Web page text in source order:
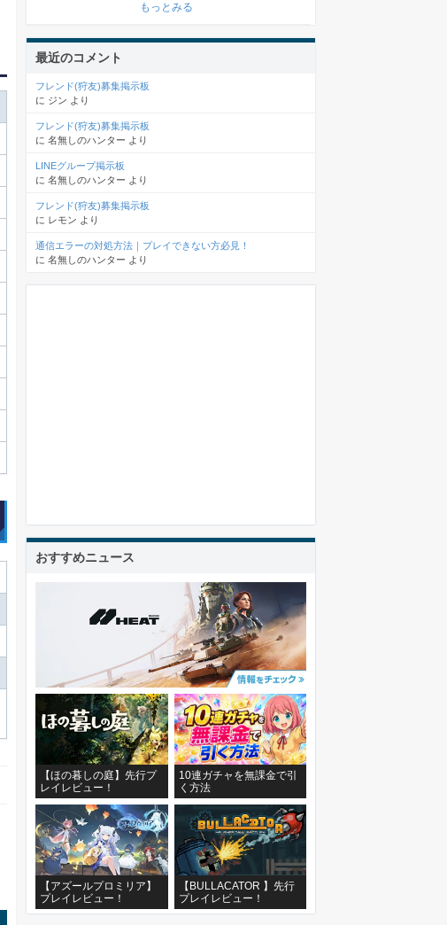
もっとみる
最近のコメント
フレンド(狩友)募集掲示板
に ジン より
フレンド(狩友)募集掲示板
に 名無しのハンター より
LINEグループ掲示板
に 名無しのハンター より
フレンド(狩友)募集掲示板
に レモン より
通信エラーの対処方法｜プレイできない方必見！
に 名無しのハンター より
おすすめニュース
【ほの暮しの庭】先行プ
レイレビュー！
10連ガチャを無課金で引
く方法
【アズールプロミリア】
プレイレビュー！
【BULLACATOR 】先行
プレイレビュー！